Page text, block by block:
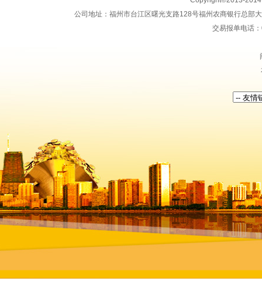
公司地址：福州市台江区曙光支路128号福州农商银行总
交易报单电话